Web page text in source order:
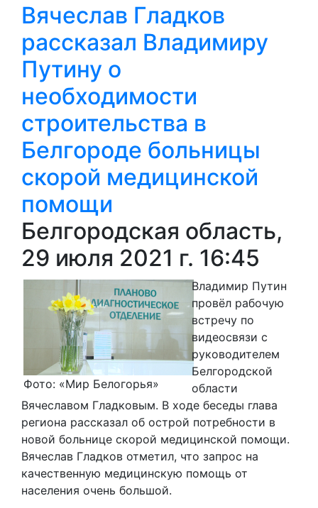
Вячеслав Гладков
рассказал Владимиру
Путину о
необходимости
строительства в
Белгороде больницы
скорой медицинской
помощи
Белгородская область,
29 июля 2021 г. 16:45
Фото: «Мир Белогорья»
Владимир Путин
провёл рабочую
встречу по
видеосвязи с
руководителем
Белгородской
области
Вячеславом Гладковым. В ходе беседы глава
региона рассказал об острой потребности в
новой больнице скорой медицинской помощи.
Вячеслав Гладков отметил, что запрос на
качественную медицинскую помощь от
населения очень большой.